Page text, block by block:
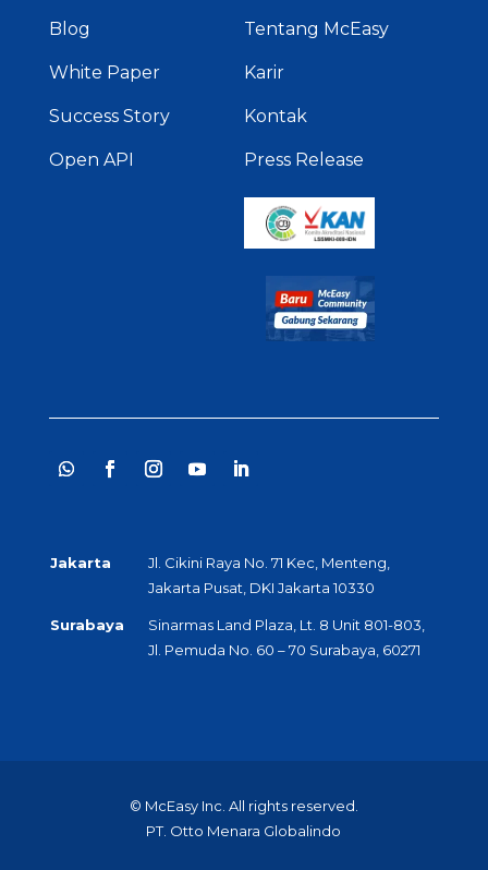
Blog
White Paper
Success Story
Open API
Tentang McEasy
Karir
Kontak
Press Release
Jakarta
Jl. Cikini Raya No. 71 Kec, Menteng,
Jakarta Pusat, DKI Jakarta 10330
Surabaya
Sinarmas Land Plaza, Lt. 8 Unit 801-803,
Jl. Pemuda No. 60 – 70 Surabaya, 60271
© McEasy Inc. All rights reserved.
PT. Otto Menara Globalindo